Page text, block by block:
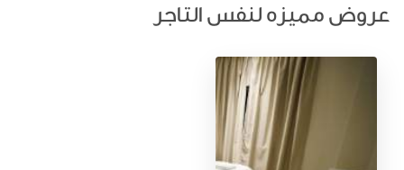
عروض مميزه لنفس التاجر